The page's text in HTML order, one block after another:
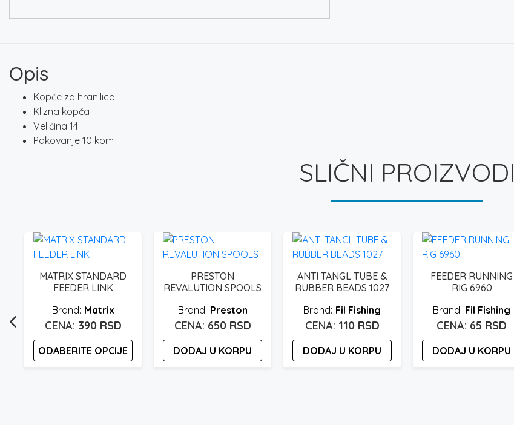
Opis
Kopče za hranilice
Klizna kopča
Veličina 14
Pakovanje 10 kom
SLIČNI PROIZVODI
MATRIX STANDARD
FEEDER LINK
Matrix
390 RSD
ODABERITE OPCIJE
PRESTON
REVALUTION SPOOLS
Preston
650 RSD
DODAJ U KORPU
ANTI TANGL TUBE &
RUBBER BEADS 1027
Fil Fishing
110 RSD
DODAJ U KORPU
FEEDER RUNNING
RIG 6960
Fil Fishing
65 RSD
DODAJ U KORPU